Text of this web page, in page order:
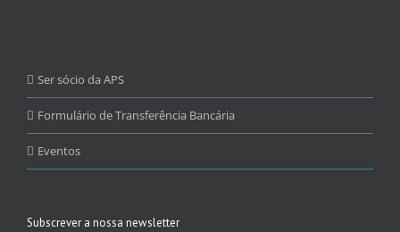
Ser sócio da APS
Formulário de Transferência Bancária
Eventos
Subscrever a nossa newsletter